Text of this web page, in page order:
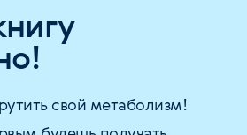
свой метаболизм!